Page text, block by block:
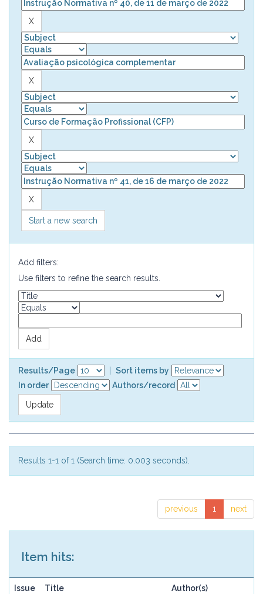
Start a new search
Add filters:
Use filters to refine the search results.
Results/Page
Sort items by
In order
Authors/record
Results 1-1 of 1 (Search time: 0.003 seconds).
previous 1 next
Item hits:
Issue Title Author(s)